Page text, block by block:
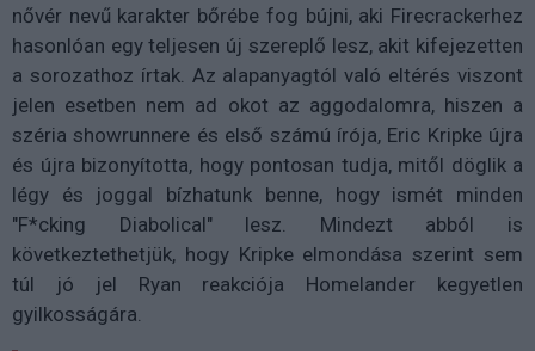
nővér nevű karakter bőrébe fog bújni, aki Firecrackerhez
hasonlóan egy teljesen új szereplő lesz, akit kifejezetten
a sorozathoz írtak. Az alapanyagtól való eltérés viszont
jelen esetben nem ad okot az aggodalomra, hiszen a
széria showrunnere és első számú írója, Eric Kripke újra
és újra bizonyította, hogy pontosan tudja, mitől döglik a
légy és joggal bízhatunk benne, hogy ismét minden
"F*cking Diabolical" lesz. Mindezt abból is
következtethetjük, hogy Kripke elmondása szerint sem
túl jó jel Ryan reakciója Homelander kegyetlen
gyilkosságára.